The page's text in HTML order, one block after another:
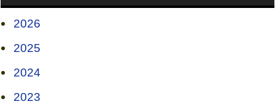
2026
2025
2024
2023